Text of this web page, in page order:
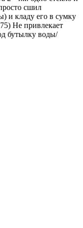
сшил
и кладу его в сумку
Не привлекает
бутылку воды/